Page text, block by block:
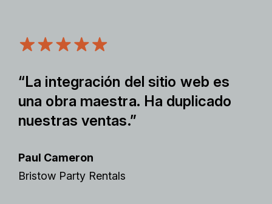
“La integración del sitio web es
una obra maestra. Ha duplicado
nuestras ventas.”
Paul Cameron
Bristow Party Rentals